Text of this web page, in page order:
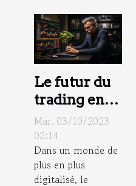
Le futur du
trading en
ligne :
prédictions
pour eToro
en 2023 et
Mar. 03/10/2023
02:14
Dans un monde de
plus en plus
digitalisé, le